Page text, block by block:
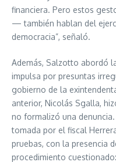
financiera. Pero estos
— también hablan del
democracia”, señaló.
Además, Salzotto abordó
impulsa por presuntas
gobierno de la
anterior, Nicolás Sgalla,
no formalizó una
tomada por el fiscal
pruebas, con la presencia
procedimiento